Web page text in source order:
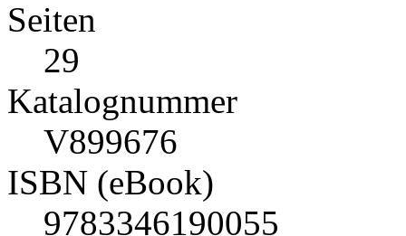
Seiten
29
Katalognummer
V899676
ISBN (eBook)
9783346190055